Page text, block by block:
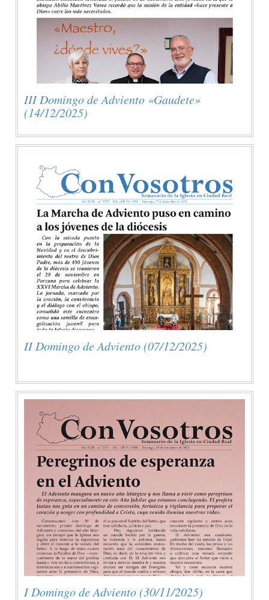
III Domingo de Adviento «Gaudete»
(14/12/2025)
II Domingo de Adviento (07/12/2025)
I Domingo de Adviento (30/11/2025)